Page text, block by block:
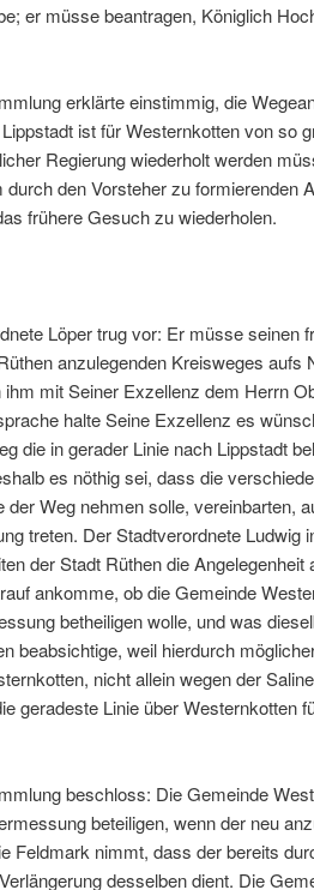
er müsse beantragen, Königlich
erklärte einstimmig, die
ist für Westernkotten von so
Regierung wiederholt werden
durch den Vorsteher zu formierenden
frühere Gesuch zu wiederholen.
Löper trug vor: Er müsse seinen
anzulegenden Kreisweges aufs
mit Seiner Exzellenz dem Herrn
halte Seine Exzellenz es
die in gerader Linie nach Lippstadt
es nöthig sei, dass die
der Weg nehmen solle, vereinbarten,
treten. Der Stadtverordnete Ludwig
der Stadt Rüthen die Angelegenheit
ankomme, ob die Gemeinde
betheiligen wolle, und was
beabsichtige, weil hierdurch
nicht allein wegen der
geradeste Linie über Westernkotten
beschloss: Die Gemeinde
beteiligen, wenn der neu
Feldmark nimmt, dass der bereits
desselben dient. Die